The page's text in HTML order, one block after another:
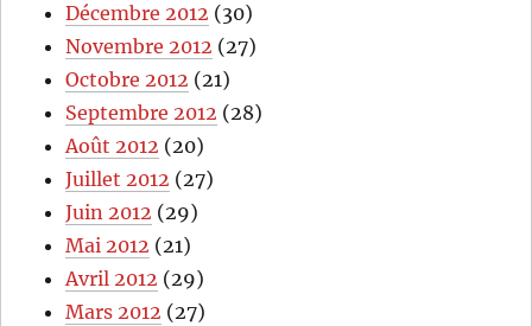
Décembre 2012 (30)
Novembre 2012 (27)
Octobre 2012 (21)
Septembre 2012 (28)
Août 2012 (20)
Juillet 2012 (27)
Juin 2012 (29)
Mai 2012 (21)
Avril 2012 (29)
Mars 2012 (27)